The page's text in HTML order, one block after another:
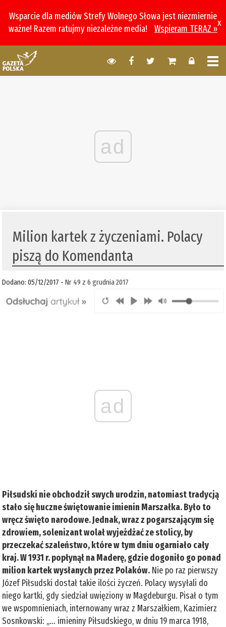
Wsparcie dla mediów Strefy Wolnego Słowa jest niezmiernie
ważne! Razem ratujmy niezależne media!
Wspieram TERAZ »
x
ad
Milion kartek z życzeniami. Polacy
piszą do Komendanta
Dodano: 05/12/2017 -Nr 49 z 6 grudnia 2017
ad
Piłsudski nie obchodził swych urodzin, natomiast tradycją
stało się huczne świętowanie imienin Marszałka. Było to
wręcz święto narodowe. Jednak, wraz z pogarszającym się
zdrowiem, solenizant wolał wyjeżdżać ze stolicy, by
przeczekać szaleństwo, które w tym dniu ogarniało cały
kraj. W 1931 r. popłynął na Maderę, gdzie dogoniło go ponad
milion kartek wysłanych przez Polaków. Nie po raz pierwszy
Józef Piłsudski dostał takie ilości życzeń. Polacy wysyłali do
niego kartki, gdy siedział uwięziony w Magdeburgu. Pisał o tym
we wspomnieniach, internowany wraz z Marszałkiem, Kazimierz
Sosnkowski: ,,… imieniny Piłsudskiego, w dniu 19 marca 1918,